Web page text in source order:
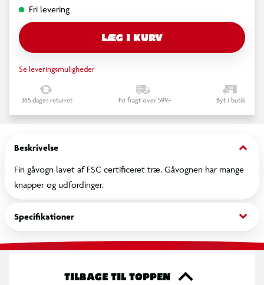
Fri levering
LÆG I KURV
Se leveringsmuligheder
365 dages returret Fri fragt over 599,- Byt i butik
Beskrivelse keyboard_arrow_down
Fin gåvogn lavet af FSC certificeret træ. Gåvognen har mange
knapper og udfordinger.
Specifikationer keyboard_arrow_down
TILBAGE TIL TOPPEN